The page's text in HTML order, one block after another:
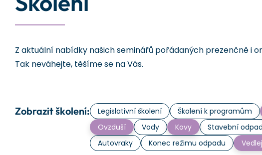
Z aktuální nabídky našich seminářů pořádaných prezenčně i
Tak neváhejte, těšíme se na Vás.
Zobrazit školení: Legislativní školení Školení k programům
Ovzduší
Vody Kovy Stavební
Autovraky
Konec režimu odpadu